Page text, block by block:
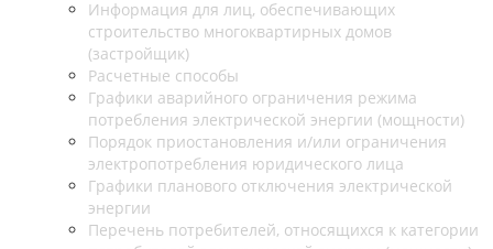
Информация для лиц, обеспечивающих
строительство многоквартирных домов
(застройщик)
Расчетные способы
Графики аварийного ограничения режима
потребления электрической энергии (мощности)
Порядок приостановления и/или ограничения
электропотребления юридического лица
Графики планового отключения электрической
энергии
Перечень потребителей, относящихся к категории